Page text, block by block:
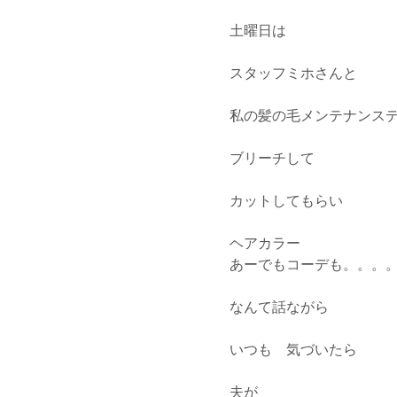
土曜日は
スタッフミホさんと
私の髪の毛メンテナンス
ブリーチして
カットしてもらい
ヘアカラー
あーでもコーデも。。。。
なんて話ながら
いつも 気づいたら
夫が